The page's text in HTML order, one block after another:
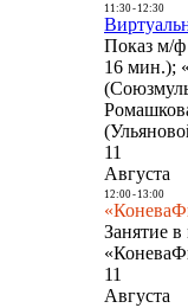
11:30- 12:30
Показ м/
16 мин.);
11
Августа
12:00- 13:00
Занятие
11
Августа